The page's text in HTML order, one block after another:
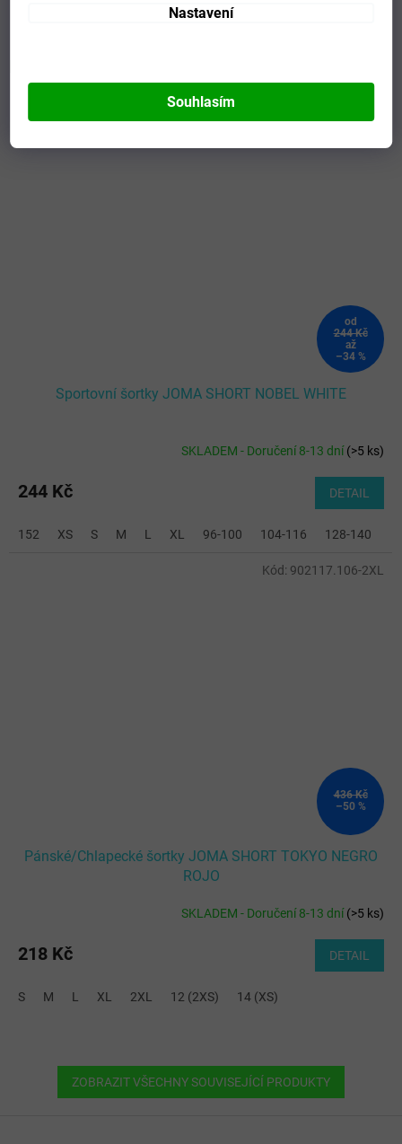
Nastavení
Souhlasím
od
244 Kč
až
–34 %
Sportovní šortky JOMA SHORT NOBEL WHITE
SKLADEM - Doručení 8-13 dní(>5 ks)
244 Kč DETAIL
152 XS S M L XL 96-100 104-116 128-140
436 Kč
–50 %
Pánské/Chlapecké šortky JOMA SHORT TOKYO NEGRO
ROJO
SKLADEM - Doručení 8-13 dní(>5 ks)
218 Kč DETAIL
S M L XL 2XL 12 (2XS) 14 (XS)
Kód: 902117.106-2XL
ZOBRAZIT VŠECHNY SOUVISEJÍCÍ PRODUKTY